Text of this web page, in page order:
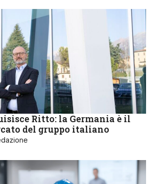
Ritto: la Germania è il
del gruppo italiano